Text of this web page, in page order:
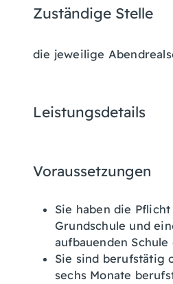
Zuständige Stelle
die jeweilige
Leistungsdetails
Voraussetzungen
Sie haben die
Grundschule und
aufbauenden Schule
Sie sind berufstätig
sechs Monate